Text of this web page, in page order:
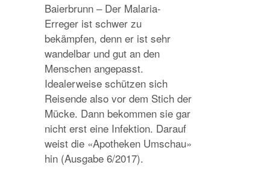
Baierbrunn – Der Malaria-
Erreger ist schwer zu
bekämpfen, denn er ist sehr
wandelbar und gut an den
Menschen angepasst.
Idealerweise schützen sich
Reisende also vor dem Stich der
Mücke. Dann bekommen sie gar
nicht erst eine Infektion. Darauf
weist die «Apotheken Umschau»
hin (Ausgabe 6/2017).